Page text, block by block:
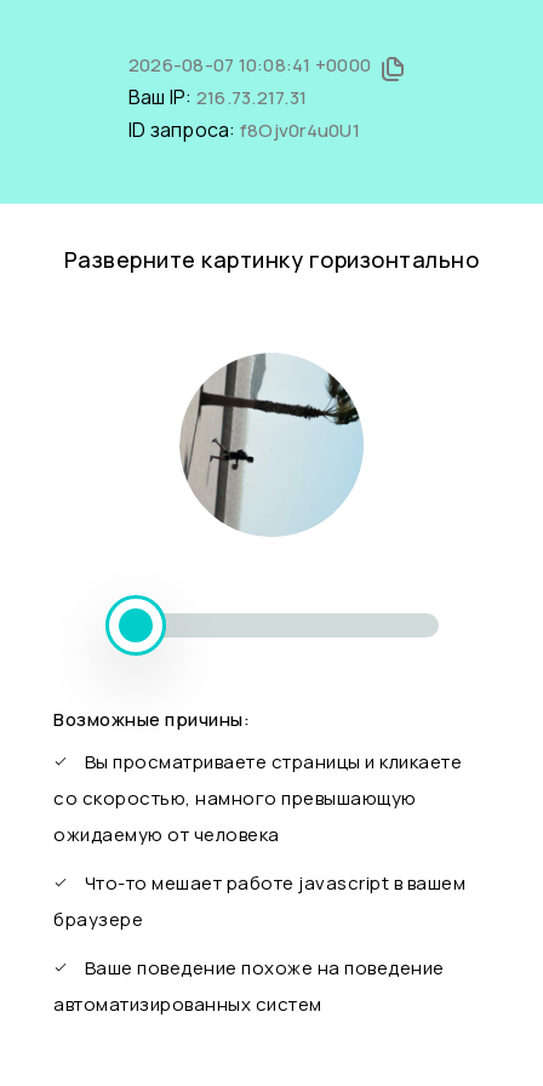
2026-08-07 10:08:41 +0000
Ваш IP: 216.73.217.31
ID запроса: f8Ojv0r4u0U1
Разверните картинку горизонтально
Возможные причины:
Вы просматриваете страницы и кликаете
со скоростью, намного превышающую
ожидаемую от человека
Что-то мешает работе javascript в вашем
браузере
Ваше поведение похоже на поведение
автоматизированных систем